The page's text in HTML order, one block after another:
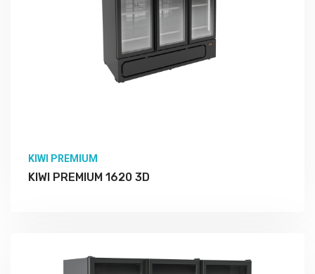
KIWI PREMIUM
KIWI PREMIUM 1620 3D
Подробно Изучить